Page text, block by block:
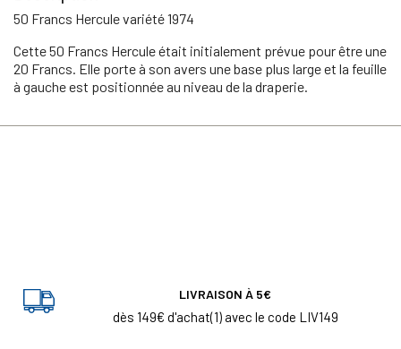
50 Francs Hercule variété 1974
Cette 50 Francs Hercule était initialement prévue pour être une
20 Francs. Elle porte à son avers une base plus large et la feuille
à gauche est positionnée au niveau de la draperie.
LIVRAISON À 5€
dès 149€ d'achat(1) avec le code LIV149